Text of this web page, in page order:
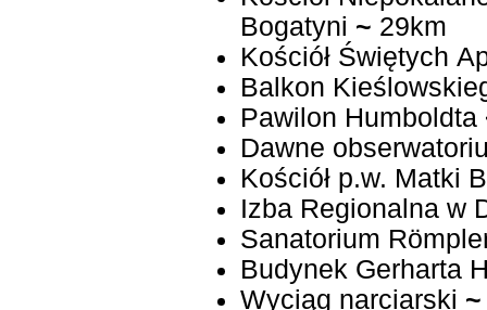
Bogatyni ~ 29km
Kościół Świętych
Balkon
Pawilon Humboldta
Dawne
Kościół p.w. Matki
Izba Regionalna w
Sanatorium
Budynek Gerharta
Wyciąg narciarski ~